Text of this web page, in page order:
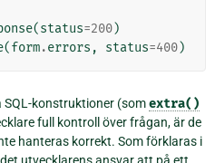
(status=200)
(form.errors , status=400)
konstruktioner (somextra()
full kontroll över frågan, är de
hanteras korrekt. Som förklaras i